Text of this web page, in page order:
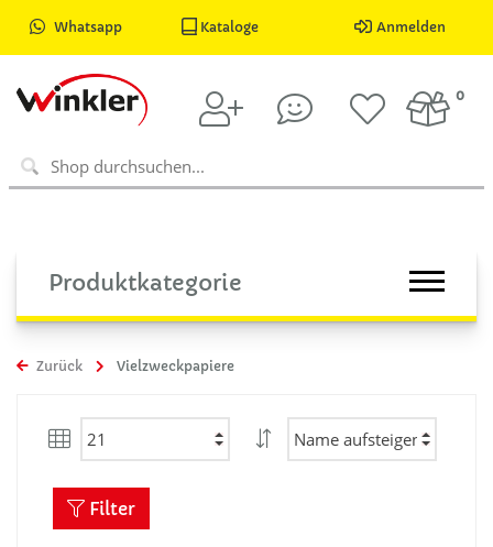
Whatsapp Kataloge Anmelden
0
Produktkategorie
Zurück Vielzweckpapiere
Filter